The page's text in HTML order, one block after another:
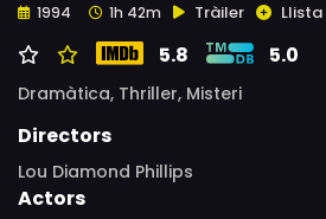
1994 1h 42m Tràiler Llista
5.8 5.0
Dramàtica, Thriller, Misteri
Directors
Lou Diamond Phillips
Actors